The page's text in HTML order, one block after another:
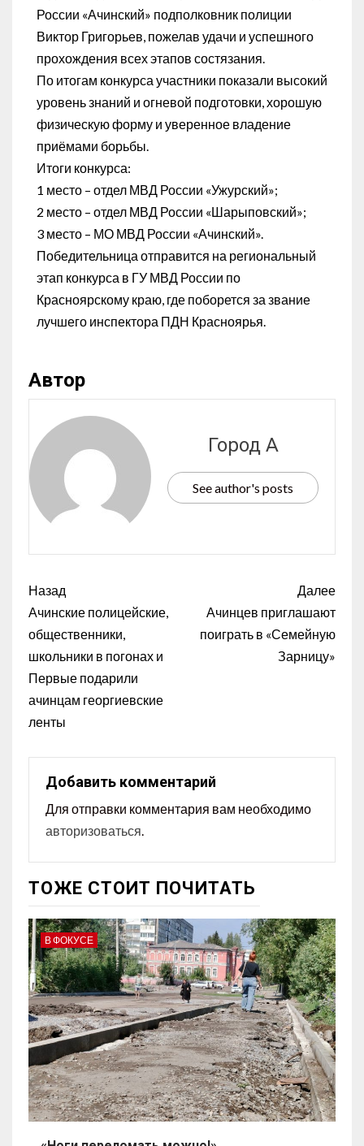
России «Ачинский» подполковник полиции
Виктор Григорьев, пожелав удачи и успешного
прохождения всех этапов состязания.
По итогам конкурса участники показали высокий
уровень знаний и огневой подготовки, хорошую
физическую форму и уверенное владение
приёмами борьбы.
Итоги конкурса:
1 место – отдел МВД России «Ужурский»;
2 место – отдел МВД России «Шарыповский»;
3 место – МО МВД России «Ачинский».
Победительница отправится на региональный
этап конкурса в ГУ МВД России по
Красноярскому краю, где поборется за звание
лучшего инспектора ПДН Красноярья.
Автор
Город А
See author's posts
Назад
Ачинские полицейские,
общественники,
школьники в погонах и
Первые подарили
ачинцам георгиевские
ленты
Далее
Ачинцев приглашают
поиграть в «Семейную
Зарницу»
Добавить комментарий
Для отправки комментария вам необходимо
авторизоваться.
ТОЖЕ СТОИТ ПОЧИТАТЬ
В ФОКУСЕ